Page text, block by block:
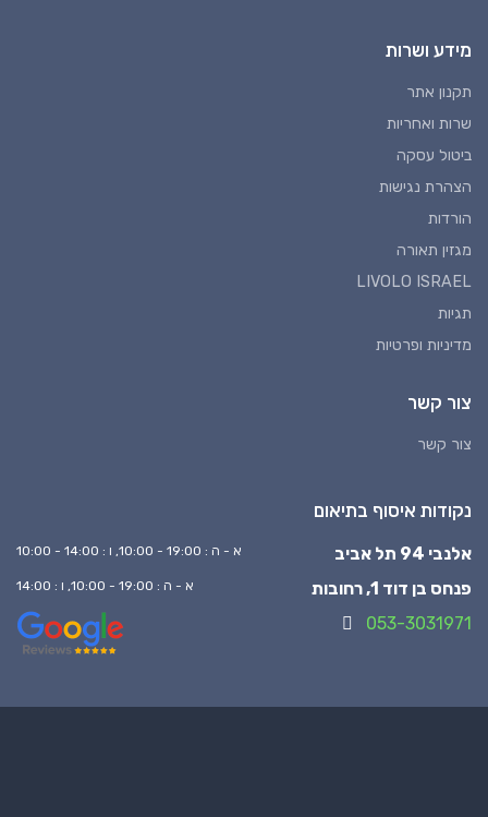
מידע ושרות
תקנון אתר
שרות ואחריות
ביטול עסקה
הצהרת נגישות
הורדות
מגזין תאורה
LIVOLO ISRAEL
תגיות
מדיניות ופרטיות
צור קשר
צור קשר
נקודות איסוף בתיאום
אלנבי 94 תל אביב א - ה : 19:00 - 10:00, ו : 14:00 - 10:00
פנחס בן דוד 1, רחובות א - ה : 19:00 - 10:00, ו : 14:00
053-3031971